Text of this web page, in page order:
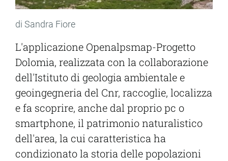
di Sandra Fiore
L'applicazione Openalpsmap-Progetto
Dolomia, realizzata con la collaborazione
dell'Istituto di geologia ambientale e
geoingegneria del Cnr, raccoglie, localizza
e fa scoprire, anche dal proprio pc o
smartphone, il patrimonio naturalistico
dell'area, la cui caratteristica ha
condizionato la storia delle popolazioni